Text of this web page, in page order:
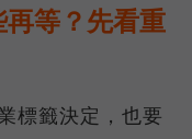
等？先看重
標籤決定，也要